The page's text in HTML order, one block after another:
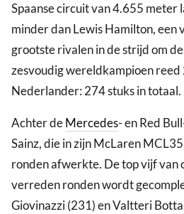
Spaanse circuit van 4.655 meter
minder dan Lewis Hamilton, een
grootste rivalen in de strijd om
zesvoudig wereldkampioen
Nederlander: 274 stuks in totaal.
Achter deMercedes- en Red
Sainz, die in zijn McLaren
ronden afwerkte. De top vijf van
verreden ronden wordt
Giovinazzi (231) en Valtteri